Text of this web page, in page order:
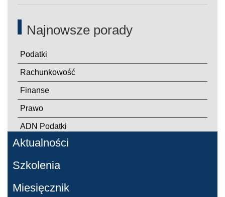
Najnowsze porady
Podatki
Rachunkowość
Finanse
Prawo
ADN Podatki
Aktualności
Szkolenia
Miesięcznik